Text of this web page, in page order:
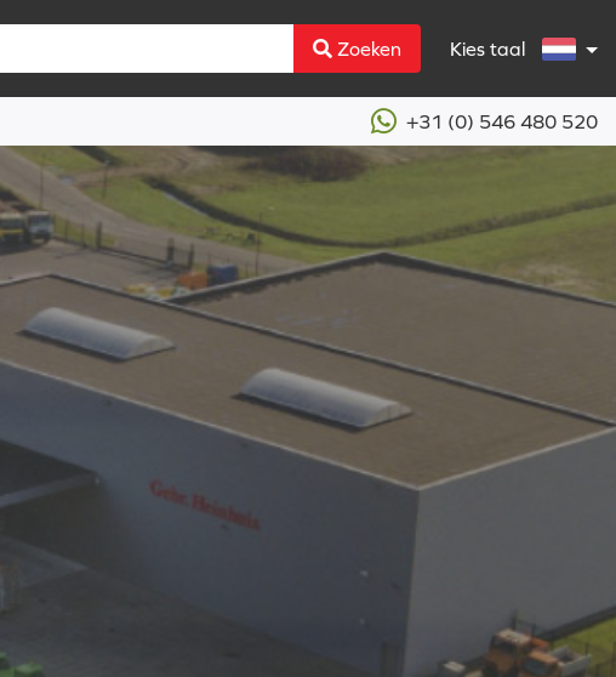
Zoeken Kies taal
+31 (0) 546 480 520